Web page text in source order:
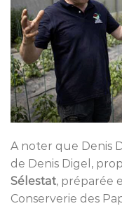
A noter que Denis
de Denis Digel,
Sélestat, préparée
Conserverie des